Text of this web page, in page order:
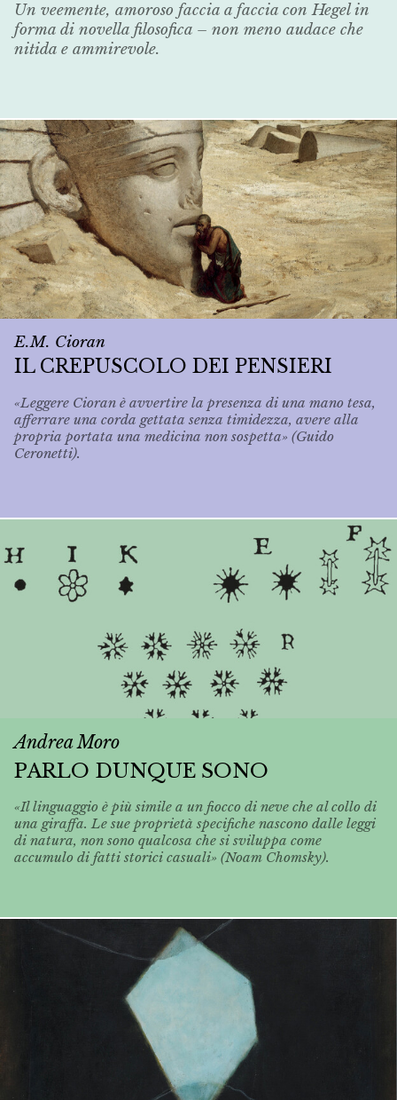
Un veemente, amoroso faccia a faccia con Hegel in
forma di novella filosofica – non meno audace che
nitida e ammirevole.
E.M. Cioran
IL CREPUSCOLO DEI PENSIERI
«Leggere Cioran è avvertire la presenza di una mano tesa,
afferrare una corda gettata senza timidezza, avere alla
propria portata una medicina non sospetta» (Guido
Ceronetti).
Andrea Moro
PARLO DUNQUE SONO
«Il linguaggio è più simile a un fiocco di neve che al collo di
una giraffa. Le sue proprietà specifiche nascono dalle leggi
di natura, non sono qualcosa che si sviluppa come
accumulo di fatti storici casuali» (Noam Chomsky).